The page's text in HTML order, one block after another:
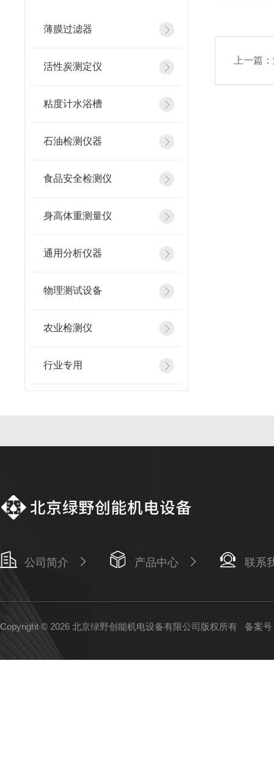
薄膜过滤器
活性炭测定仪
粘度计水浴槽
石油检测仪器
食品安全检测仪
身高体重测量仪
通用分析仪器
物理测试设备
农业检测仪
行业专用
上一篇：
公司简介 产品中心 联系
Copyright © 2026 北京绿野创能机电设备有限公司版权所有 备案